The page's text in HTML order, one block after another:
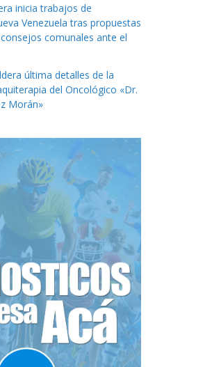
inicia trabajos de
Venezuela tras propuestas
comunales ante el
última detalles de la
del Oncológico «Dr.
Morán»